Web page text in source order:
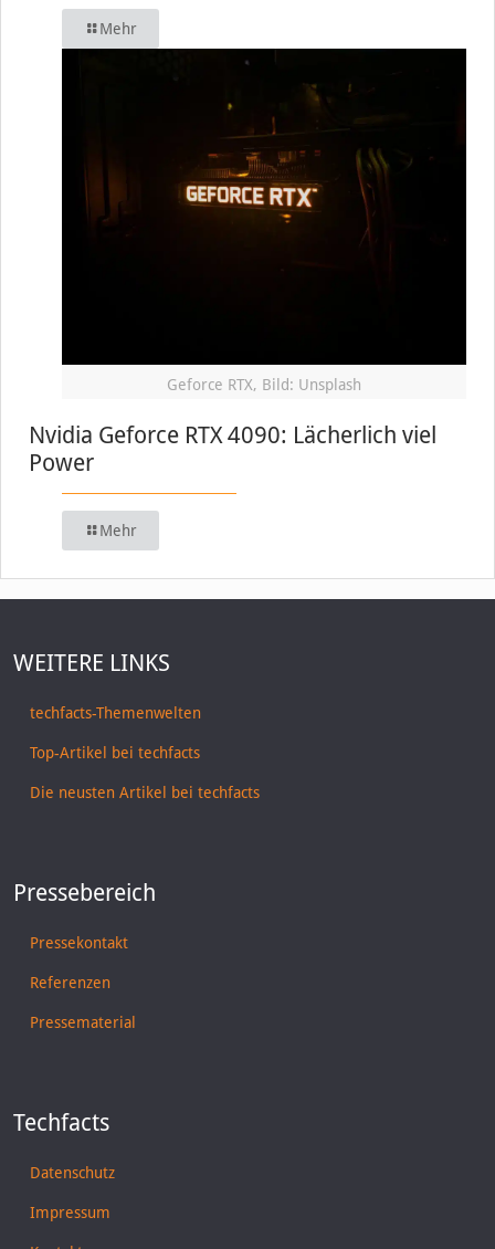
Mehr
Geforce RTX, Bild: Unsplash
Nvidia Geforce RTX 4090: Lächerlich viel
Power
Mehr
WEITERE LINKS
techfacts-Themenwelten
Top-Artikel bei techfacts
Die neusten Artikel bei techfacts
Pressebereich
Pressekontakt
Referenzen
Pressematerial
Techfacts
Datenschutz
Impressum